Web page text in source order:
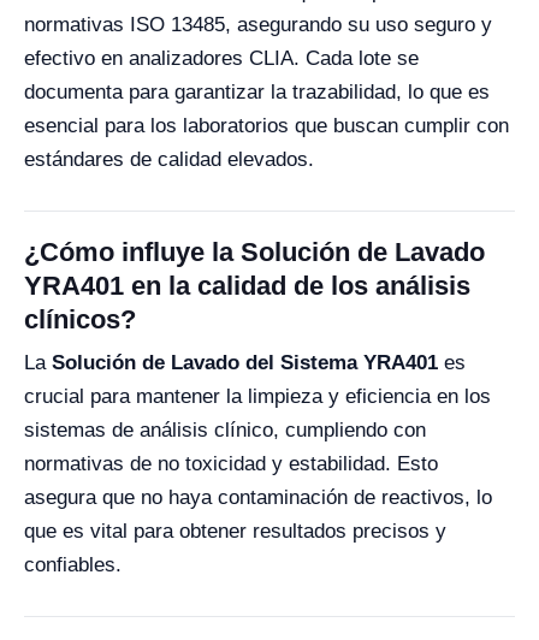
normativas ISO 13485, asegurando su uso seguro y
efectivo en analizadores CLIA. Cada lote se
documenta para garantizar la trazabilidad, lo que es
esencial para los laboratorios que buscan cumplir con
estándares de calidad elevados.
¿Cómo influye la Solución de Lavado
YRA401 en la calidad de los análisis
clínicos?
La Solución de Lavado del Sistema YRA401 es
crucial para mantener la limpieza y eficiencia en los
sistemas de análisis clínico, cumpliendo con
normativas de no toxicidad y estabilidad. Esto
asegura que no haya contaminación de reactivos, lo
que es vital para obtener resultados precisos y
confiables.